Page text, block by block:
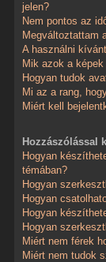
jelen?
Nem pontos az
Megváltoztattam
A használni
Mik azok a
Hogyan tudok
Mi az a rang,
Miért kell
Hozzászólással
Hogyan
témában?
Hogyan
Hogyan
Hogyan
Hogyan
Miért nem férek
Miért nem tudok